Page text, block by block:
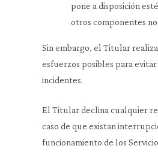
pone a disposición
otros componentes
Sin embargo, el Titular
esfuerzos posibles para
incidentes.
El Titular declina cualquier
caso de que existan
funcionamiento de los